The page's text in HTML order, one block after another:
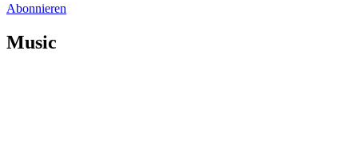
Abonnieren
Music